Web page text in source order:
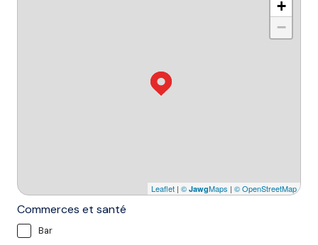
+
−
Leaflet | © JawgMaps | © OpenStreetMap
Commerces et santé
Bar